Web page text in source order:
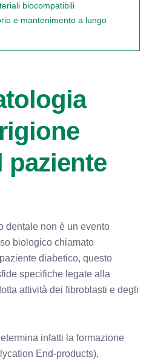
biocompatibili
e mantenimento a lungo
paziente
dentale non è un evento
biologico chiamato
diabetico, questo
specifiche legate alla
attività dei fibroblasti e degli
infatti la formazione
End-products),